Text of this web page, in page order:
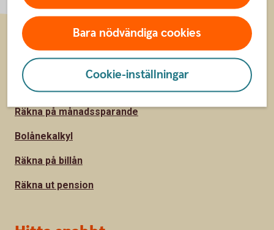
Bara nödvändiga cookies
Cookie-inställningar
Sidfot
Räkna
Räkna på ränta på ränta
Räkna på månadssparande
Bolånekalkyl
Räkna på billån
Räkna ut pension